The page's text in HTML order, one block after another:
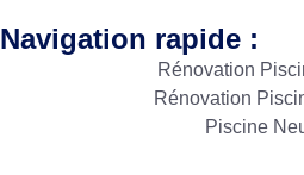
Navigation rapide :
Rénovation
Rénovation
Piscine